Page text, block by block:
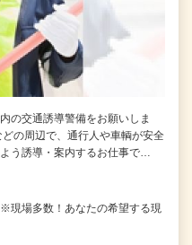
の交通誘導警備をお願いしま
の周辺で、通行人や車輌が安全
う誘導・案内するお仕事で…
場多数！あなたの希望する現